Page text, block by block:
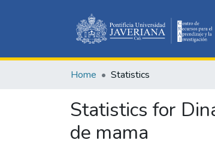
Home Statistics
Statistics for
de mama